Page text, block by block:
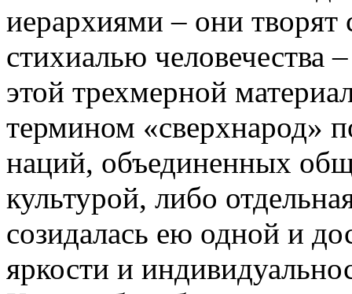
иерархиями – они
стихиалью человечества
этой трехмерной
термином «сверхнарод»
наций, объединенных
культурой, либо
созидалась ею одной и
яркости и